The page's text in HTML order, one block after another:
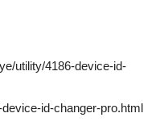
utility/4186-device-id-
id-changer-pro.html